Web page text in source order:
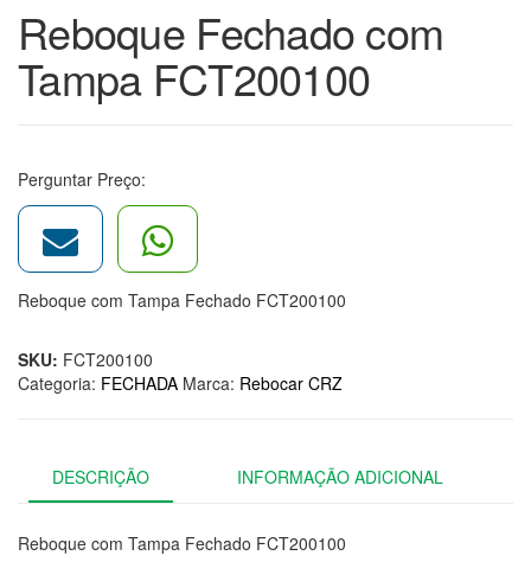
Reboque Fechado com
Tampa FCT200100
Perguntar Preço:
Reboque com Tampa Fechado FCT200100
SKU: FCT200100
Categoria: FECHADA Marca: Rebocar CRZ
DESCRIÇÃO INFORMAÇÃO ADICIONAL
Reboque com Tampa Fechado FCT200100